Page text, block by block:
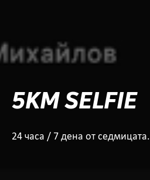
5KM SELFIE
24 часа / 7 дена от седмицата.